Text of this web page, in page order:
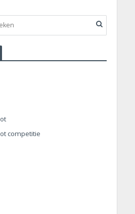
competitie